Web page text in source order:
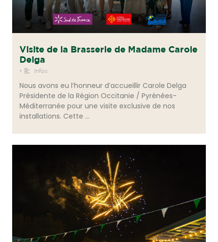
Visite de la Brasserie de Madame Carole
Delga
• Infos
Nous avons eu l’honneur d’accueillir Carole Delga
Présidente de la Région Occitanie / Pyrénées-
Méditerranée pour une visite exclusive de nos
installations. Cette …